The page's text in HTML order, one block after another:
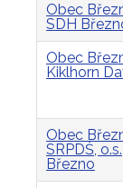
Obec
SDH
Obec
Kiklhorn
Obec
SRPDŠ, o.s.,
Březno